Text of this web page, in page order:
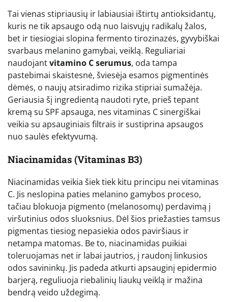
Tai vienas stipriausių ir labiausiai ištirtų antioksidantų,
kuris ne tik apsaugo odą nuo laisvųjų radikalų žalos,
bet ir tiesiogiai slopina fermento tirozinazės, gyvybiškai
svarbaus melanino gamybai, veiklą. Reguliariai
naudojantvitamino C serumus, oda tampa
pastebimai skaistesnė, šviesėja esamos pigmentinės
dėmės, o naujų atsiradimo rizika stipriai sumažėja.
Geriausia šį ingredientą naudoti ryte, prieš tepant
kremą su SPF apsauga, nes vitaminas C sinergiškai
veikia su apsauginiais filtrais ir sustiprina apsaugos
nuo saulės efektyvumą.
Niacinamidas (Vitaminas B3)
Niacinamidas veikia šiek tiek kitu principu nei vitaminas
C. Jis neslopina paties melanino gamybos proceso,
tačiau blokuoja pigmento (melanosomų) perdavimą į
viršutinius odos sluoksnius. Dėl šios priežasties tamsus
pigmentas tiesiog nepasiekia odos paviršiaus ir
netampa matomas. Be to, niacinamidas puikiai
toleruojamas net ir labai jautrios, į raudonį linkusios
odos savininkų. Jis padeda atkurti apsauginį epidermio
barjerą, reguliuoja riebalinių liaukų veiklą ir mažina
bendrą veido uždegimą.